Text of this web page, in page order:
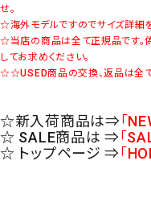
せ。
☆海外モデルですのでサイズ詳細
☆当店の商品は全て正規品です。
してお求めください。
☆☆USED商品の交換、返品は全て
☆新入荷商品は⇒「
☆ SALE商品は ⇒「
☆ トップページ ⇒「